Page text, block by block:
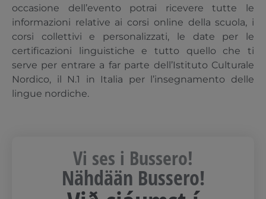
occasione dell’evento potrai ricevere tutte le
informazioni relative ai corsi online della scuola, i
corsi collettivi e personalizzati, le date per le
certificazioni linguistiche e tutto quello che ti
serve per entrare a far parte dell’Istituto Culturale
Nordico, il N.1 in Italia per l’insegnamento delle
lingue nordiche.
Vi ses i Bussero!
Nähdään Bussero!